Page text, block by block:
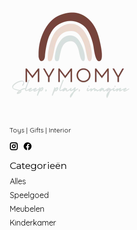
Toys | Gifts | Interior
Categorieën
Alles
Speelgoed
Meubelen
Kinderkamer